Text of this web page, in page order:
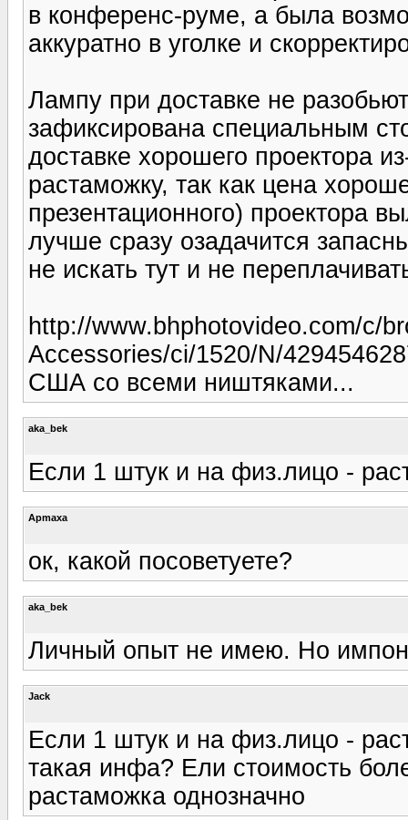
в конференс-руме, а была
аккуратно в уголке и
Лампу при доставке не
зафиксирована специальным
доставке хорошего проектора
растаможку, так как цена
презентационного) проектора
лучше сразу озадачится
не искать тут и не
http://www.bhphotovideo.com/c/
Accessories/ci/1520/N/
США со всеми ништяками...
aka_bek
Если 1 штук и на физ.лицо -
Apmaxa
ок, какой посоветуете?
aka_bek
Личный опыт не имею. Но
Jack
Если 1 штук и на физ.лицо -
такая инфа? Ели стоимость
растаможка однозначно